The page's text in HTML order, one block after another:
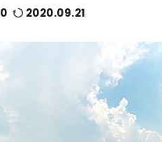
2020.09.21